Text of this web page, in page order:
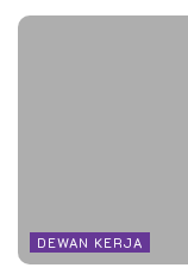
DEWAN KERJA